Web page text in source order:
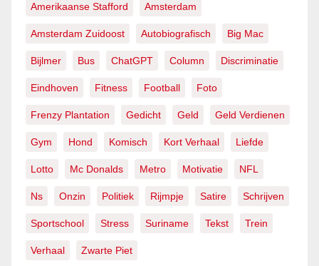
Amerikaanse Stafford Amsterdam
Amsterdam Zuidoost Autobiografisch Big Mac
Bijlmer Bus ChatGPT Column Discriminatie
Eindhoven Fitness Football Foto
Frenzy Plantation Gedicht Geld Geld Verdienen
Gym Hond Komisch Kort Verhaal Liefde
Lotto Mc Donalds Metro Motivatie NFL
Ns Onzin Politiek Rijmpje Satire Schrijven
Sportschool Stress Suriname Tekst Trein
Verhaal Zwarte Piet